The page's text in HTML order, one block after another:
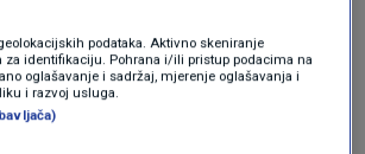
posebno ovisne o
Od triju dosadašnji
je rekao, da je ova najveća
ozbiljne su stvari u pitanju.
podataka. Aktivno skeniranje
za identifikaciju. Pohrana i/ili pristup podacima na
oglašavanje i sadržaj, mjerenje oglašavanja i
i razvoj usluga.